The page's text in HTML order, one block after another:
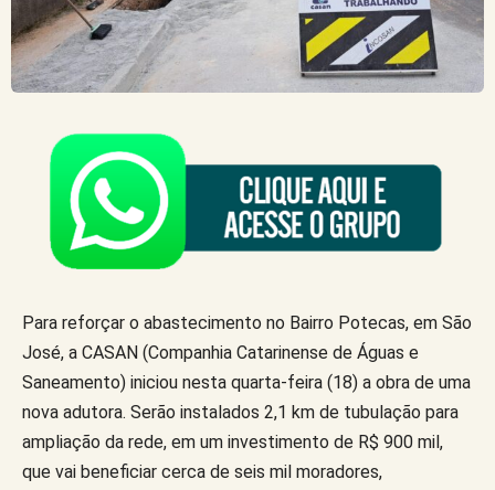
Para reforçar o abastecimento no Bairro Potecas, em São
José, a CASAN (Companhia Catarinense de Águas e
Saneamento) iniciou nesta quarta-feira (18) a obra de uma
nova adutora. Serão instalados 2,1 km de tubulação para
ampliação da rede, em um investimento de R$ 900 mil,
que vai beneficiar cerca de seis mil moradores,